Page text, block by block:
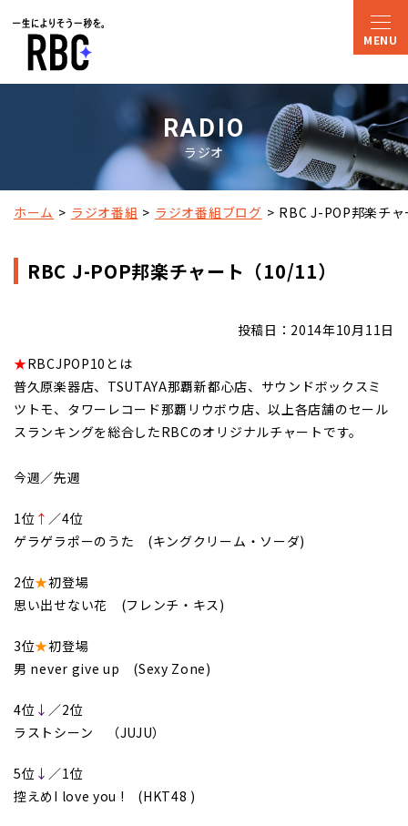
RADIO
ラジオ
ホーム ラジオ番組 ラジオ番組ブログ RBC J-POP邦楽チ
RBC J-POP邦楽チャート（10/11）
投稿日：2014年10月11日
★RBCJPOP10とは
普久原楽器店、TSUTAYA那覇新都心店、サウンドボックスミ
ツトモ、タワーレコード那覇リウボウ店、以上各店舗のセール
スランキングを総合したRBCのオリジナルチャートです。
今週／先週
1位 ↑ ／4位
ゲラゲラポーのうた (キングクリーム・ソーダ)
2位★初登場
思い出せない花 (フレンチ・キス)
3位★初登場
男 never give up (Sexy Zone)
4位 ↓ ／2位
ラストシーン （JUJU）
5位 ↓ ／1位
控えめI love you ! (HKT48 )